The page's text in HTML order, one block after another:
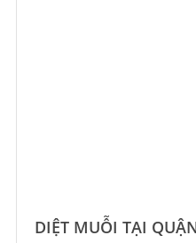
DIỆT MUỖI TẠI